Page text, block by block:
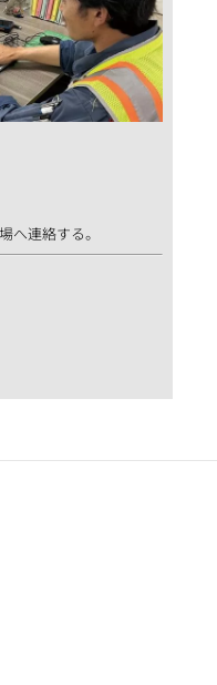
へ連絡する。